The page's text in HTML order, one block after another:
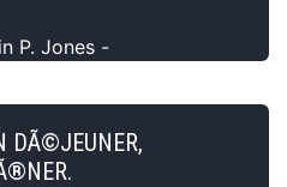
P. Jones -
DÃ©JEUNER,